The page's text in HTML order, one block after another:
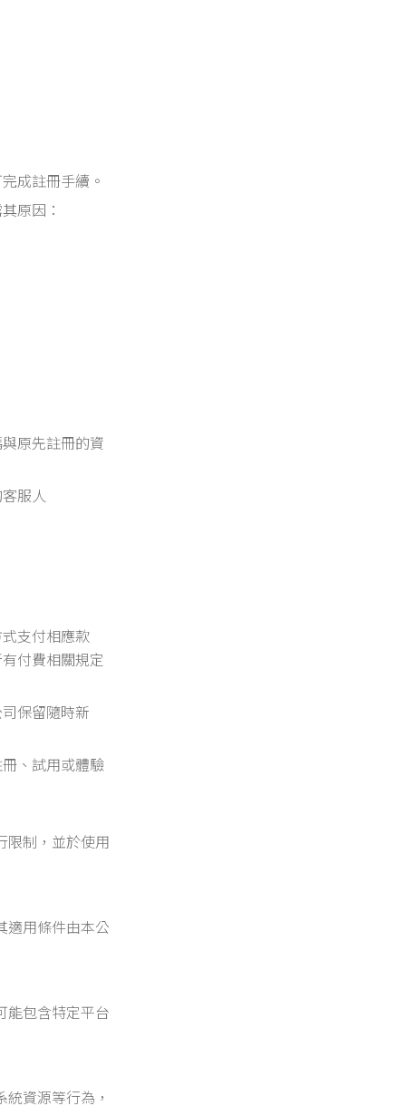
成註冊手續。
原因：
原先註冊的資
服人
支付相應款
付費相關規定
保留隨時新
、試用或體驗
限制，並於使用
適用條件由本公
能包含特定平台
資源等行為，